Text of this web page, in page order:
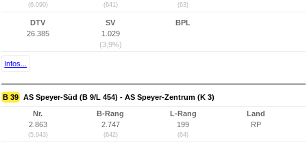
(6.090) (641) (63)
DTV
26.385
SV
1.029
(3,9%)
BPL
Infos...
B 39 AS Speyer-Süd (B 9/L 454) - AS Speyer-Zentrum (K 3)
Nr.
2.863
(5.943)
B-Rang
2.747
(642)
L-Rang
199
(64)
Land
RP